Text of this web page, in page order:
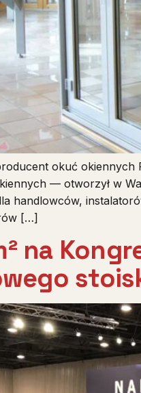
okuć
— otworzył w
handlowców,
[…]
na